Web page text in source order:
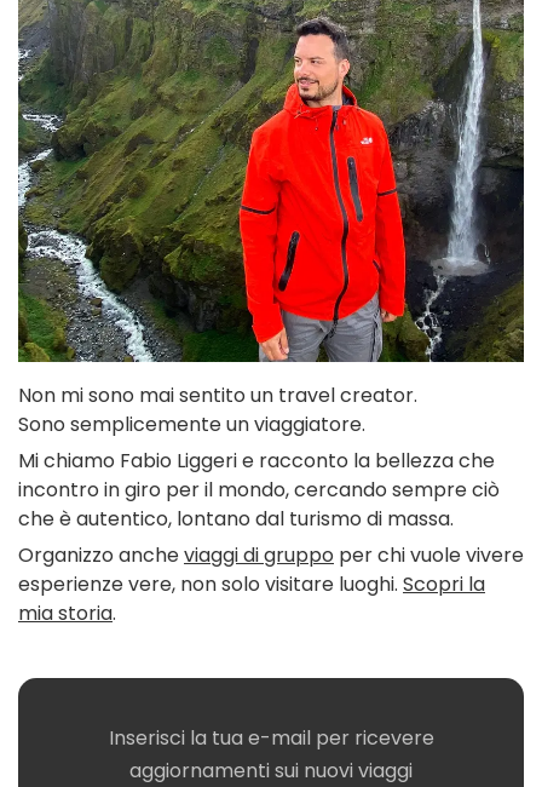
Non mi sono mai sentito un travel creator.
Sono semplicemente un viaggiatore.
Mi chiamo Fabio Liggeri e racconto la bellezza che
incontro in giro per il mondo, cercando sempre ciò
che è autentico, lontano dal turismo di massa.
Organizzo ancheviaggi di gruppo per chi vuole vivere
esperienze vere, non solo visitare luoghi. Scopri la
mia storia.
Inserisci la tua e-mail per ricevere
aggiornamenti sui nuovi viaggi